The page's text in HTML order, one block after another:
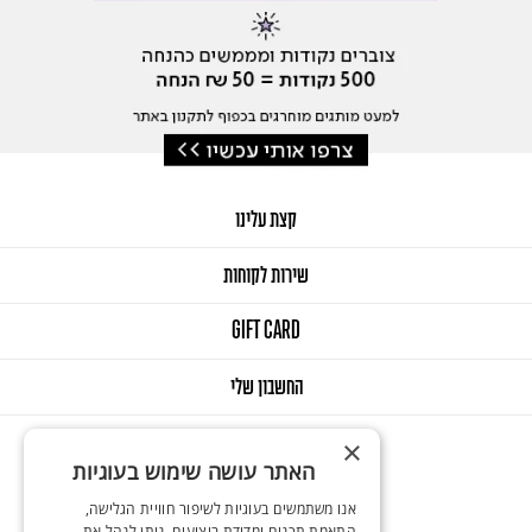
קצת עלינו
שירות לקוחות
GIFT CARD
החשבון שלי
× האתר עושה שימוש בעוגיות
אנו משתמשים בעוגיות לשיפור חוויית הגלישה,